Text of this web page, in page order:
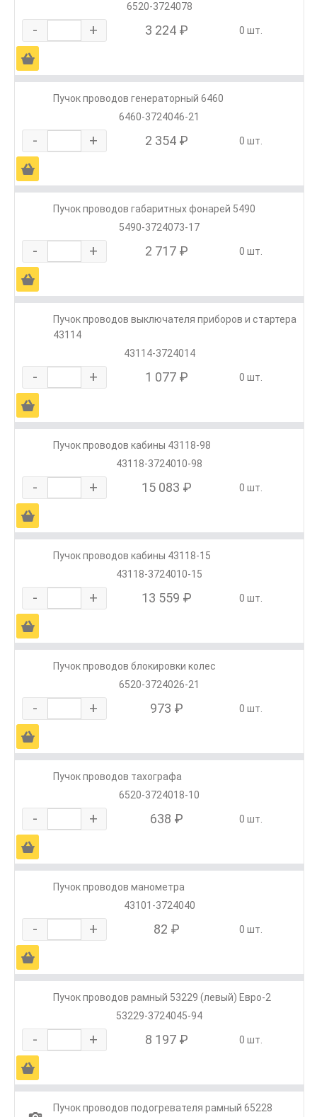
6520-3724078
- + 3 224 ₽ 0 шт.
Ä
Пучок проводов генераторный 6460
6460-3724046-21
- + 2 354 ₽ 0 шт.
Ä
Пучок проводов габаритных фонарей 5490
5490-3724073-17
- + 2 717 ₽ 0 шт.
Ä
Пучок проводов выключателя приборов и стартера
43114
43114-3724014
- + 1 077 ₽ 0 шт.
Ä
Пучок проводов кабины 43118-98
43118-3724010-98
- + 15 083 ₽ 0 шт.
Ä
Пучок проводов кабины 43118-15
43118-3724010-15
- + 13 559 ₽ 0 шт.
Ä
Пучок проводов блокировки колес
6520-3724026-21
- + 973 ₽ 0 шт.
Ä
Пучок проводов тахографа
6520-3724018-10
- + 638 ₽ 0 шт.
Ä
Пучок проводов манометра
43101-3724040
- + 82 ₽ 0 шт.
Ä
Пучок проводов рамный 53229 (левый) Евро-2
53229-3724045-94
- + 8 197 ₽ 0 шт.
Ä
Пучок проводов подогревателя рамный 65228